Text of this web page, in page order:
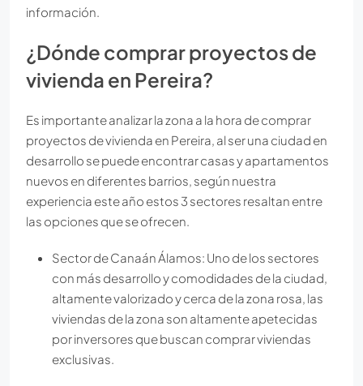
información.
¿Dónde comprar proyectos de
vivienda en Pereira?
Es importante analizar la zona a la hora de comprar
proyectos de vivienda en Pereira, al ser una ciudad en
desarrollo se puede encontrar casas y apartamentos
nuevos en diferentes barrios, según nuestra
experiencia este año estos 3 sectores resaltan entre
las opciones que se ofrecen.
Sector de Canaán Álamos: Uno de los sectores
con más desarrollo y comodidades de la ciudad,
altamente valorizado y cerca de la zona rosa, las
viviendas de la zona son altamente apetecidas
por inversores que buscan comprar viviendas
exclusivas.